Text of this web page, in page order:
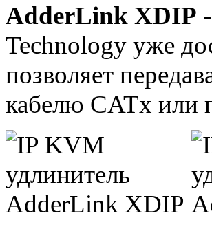
AdderLink XDIP
Technology уже
позволяет
кабелю CATx или